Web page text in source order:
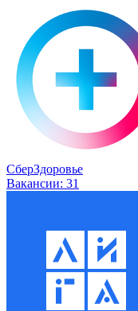
СберЗдоровье
Вакансии: 31